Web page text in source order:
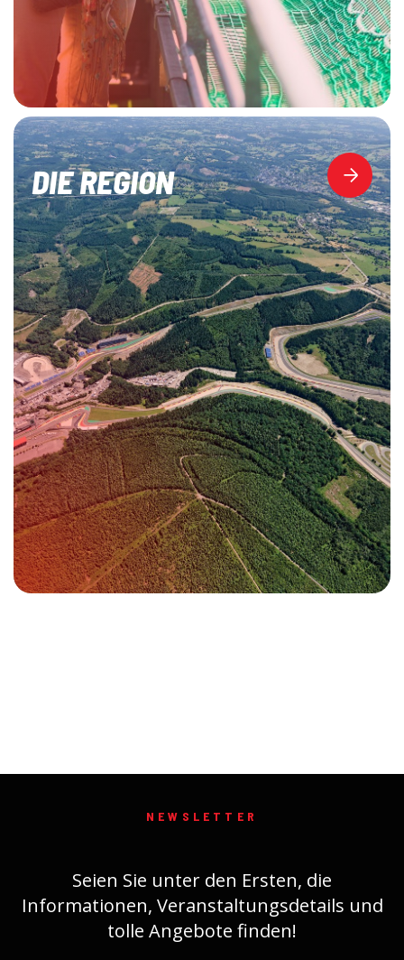
DIE REGION
NEWSLETTER
Seien Sie unter den Ersten, die
Informationen, Veranstaltungsdetails und
tolle Angebote finden!